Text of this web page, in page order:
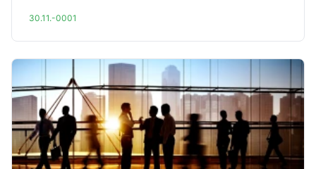
30.11.-0001